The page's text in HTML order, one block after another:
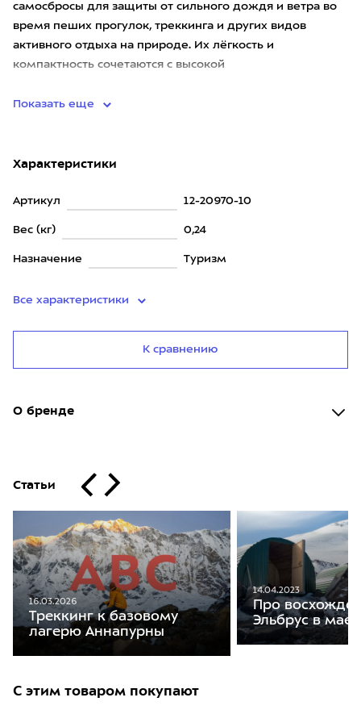
самосбросы для защиты от сильного дождя и ветра во
время пеших прогулок, треккинга и других видов
активного отдыха на природе. Их лёгкость и
компактность сочетаются с высокой
Показать еще
Характеристики
Артикул 12-20970-10
Вес (кг) 0,24
Назначение Туризм
Все характеристики
К сравнению
О бренде
Статьи
16.03.2026
Треккинг к базовому
лагерю Аннапурны
14.04.2023
Про
Эльбрус в мае
С этим товаром покупают